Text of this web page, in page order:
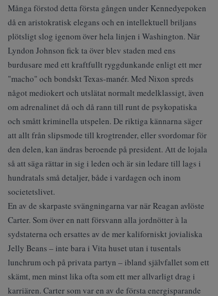
Många förstod detta första gången under Kennedyepoken
då en aristokratisk elegans och en intellektuell briljans
plötsligt slog igenom över hela linjen i Washington. När
Lyndon Johnson fick ta över blev staden med ens
burdusare med ett kraftfullt ryggdunkande enligt ett mer
"macho" och bondskt Texas-manér. Med Nixon spreds
något mediokert och utslätat normalt medelklassigt, även
om adrenalinet då och då rann till runt de psykopatiska
och smått kriminella utspelen. De riktiga kännarna säger
att allt från slipsmode till krogtrender, eller svordomar för
den delen, kan ändras beroende på president. Att de lojala
så att säga rättar in sig i leden och är sin ledare till lags i
hundratals små detaljer, både i vardagen och inom
societetslivet.
En av de skarpaste svängningarna var när Reagan avlöste
Carter. Som över en natt försvann alla jordnötter à la
sydstaterna och ersattes av de mer kaliforniskt jovialiska
Jelly Beans – inte bara i Vita huset utan i tusentals
lunchrum och på privata partyn – ibland självfallet som ett
skämt, men minst lika ofta som ett mer allvarligt drag i
karriären. Carter som var en av de första energisparande